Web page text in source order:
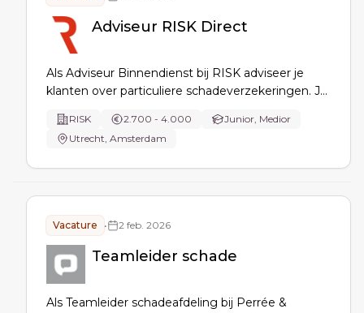
Adviseur RISK Direct
Als Adviseur Binnendienst bij RISK adviseer je
klanten over particuliere schadeverzekeringen. Je
voor een goede administratieve afhandeling. Met
meerdere Wft-diploma's kun je breder adviseren.
RISK 2.700 - 4.000
Junior, Medior
Utrecht, Amsterdam
Vacature • 2 feb. 2026
Teamleider schade
Als Teamleider schadeafdeling bij Perrée &